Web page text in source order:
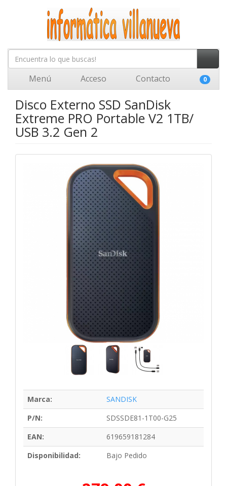
Menú Acceso Contacto 0
Disco Externo SSD SanDisk
Extreme PRO Portable V2 1TB/
USB 3.2 Gen 2
Marca:
SANDISK
P/N:
SDSSDE81-1T00-G25
EAN:
619659181284
Disponibilidad:
Bajo Pedido